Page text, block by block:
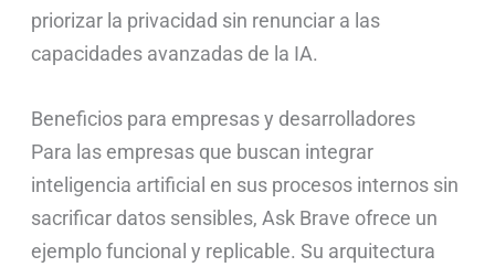
priorizar la privacidad sin renunciar a las
capacidades avanzadas de la IA.
Beneficios para empresas y desarrolladores
Para las empresas que buscan integrar
inteligencia artificial en sus procesos internos sin
sacrificar datos sensibles, Ask Brave ofrece un
ejemplo funcional y replicable. Su arquitectura